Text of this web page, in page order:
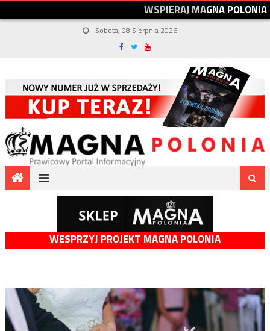
WSPIERAJMAGNAPOLONIA
Sobota, 08 Sierpnia 2026
WESPRZYJ PROJEKT MAGNA POLONIA